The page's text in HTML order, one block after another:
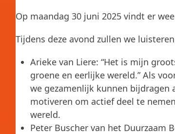
Op maandag 30 juni 2025 vindt er
Tijdens deze avond zullen we
Arieke van Liere: “Het is mijn
groene en eerlijke wereld.” Als
we gezamenlijk kunnen bijdragen
motiveren om actief deel te
wereld.
Peter Buscher van het Duurzaam